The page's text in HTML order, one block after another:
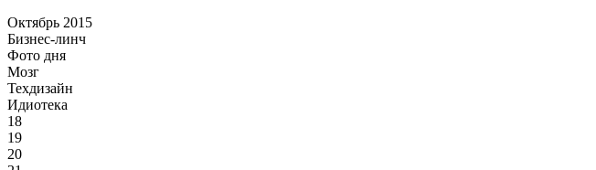
Октябрь 2015
Бизнес-линч
Фото дня
Мозг
Техдизайн
Идиотека
18
19
20